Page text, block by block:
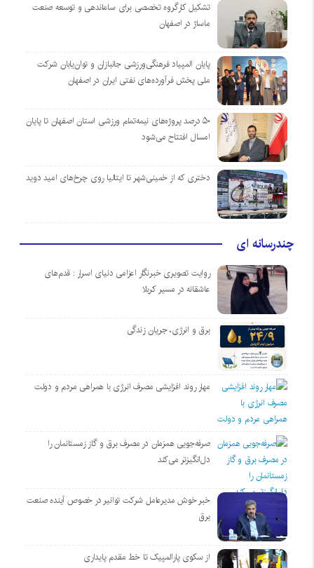
تشکیل کارگروه تخصصی برای ساماندهی و توسعه صنعت
ماساژ در اصفهان
پایان المپیاد فرهنگی‌ورزشی جانبازان و توان‌یابان شرکت
ملی پخش فرآورده‌های نفتی ایران در اصفهان
۵۰ درصد پروژه‌های نیمه‌تمام ورزشی استان اصفهان تا پایان
امسال افتتاح می‌شود
دختری که از خمینی‌شهر تا ایتالیا روی چرخ‌های امید دوید
چندرسانه ای
روایت تصویری خبرنگار اعزامی دنیای اسرار : قدم‌های
عاشقانه در مسیر کربلا
برق و انرژی، جریان زندگی
مهار روند افزایشی مصرف انرژی با همراهی مردم و دولت
صرفه‌جویی همزمان در مصرف برق و گاز زمستانمان را
دل‌انگیزتر می‌کند
خبر خوش مدیرعامل شرکت توانیر در خصوص آینده صنعت
برق
از سکوی پارالمپیک تا خط مقدم پایداری